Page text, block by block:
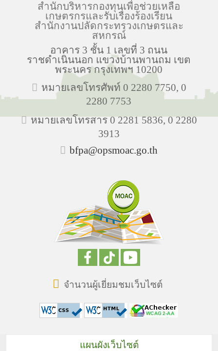
สำนักบริหารกองทุนเพื่อช่วยเหลือ
เกษตรกรและรับเรื่องร้องเรียน
สำนักงานปลัดกระทรวงเกษตรและ
สหกรณ์
อาคาร 3 ชั้น 1 เลขที่ 3 ถนน
ราชดำเนินนอก แขวงบ้านพานถม เขต
พระนคร กรุงเทพฯ 10200
หมายเลขโทรศัพท์ 0 2280 7750, 0
2280 7753
หมายเลขโทรสาร 0 2281 5836, 0 2280
3913
bfpa@opsmoac.go.th
จำนวนผู้เยี่ยมชมเว็บไซต์
แผนผังเว็บไซต์